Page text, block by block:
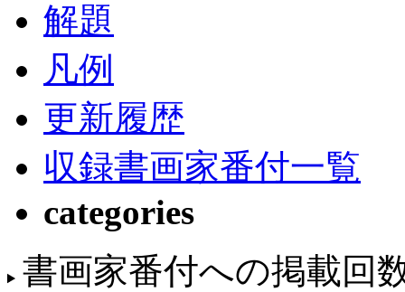
解題
凡例
更新履歴
収録書画家番付一覧
categories
書画家番付への掲載回